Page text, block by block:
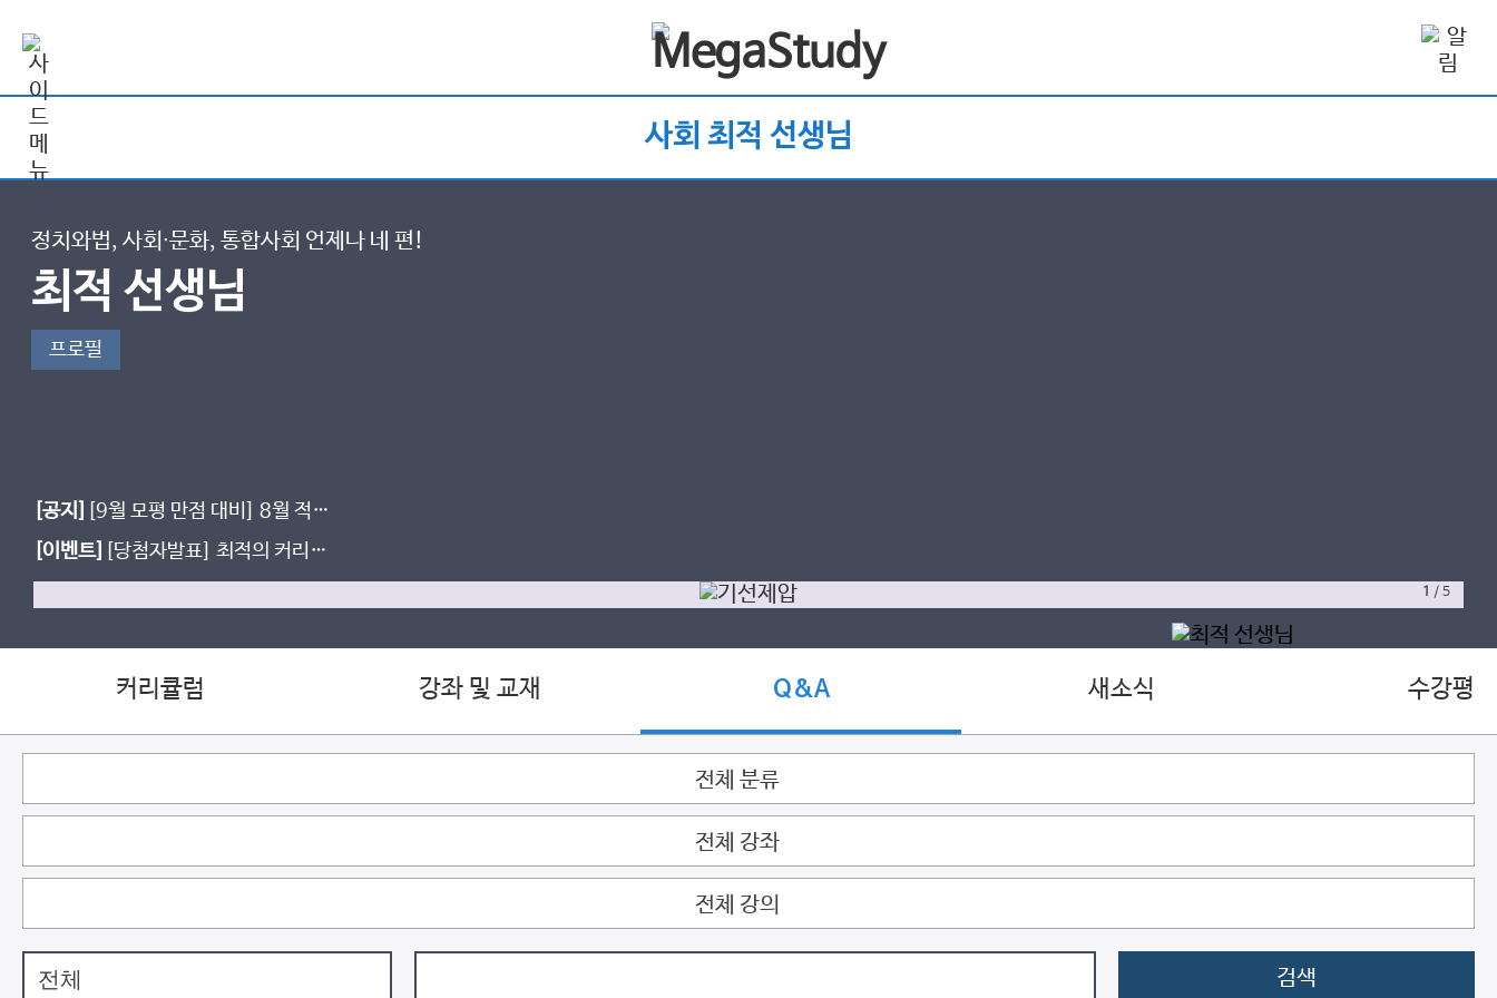
사회 최적 선생님
정치와법, 사회∙문화, 통합사회 언제나 네 편!
최적 선생님
프로필
[공지]
[9월 모평 만점 대비] 8월 적자
생존 모의고사 일정 및 신청 방법(대치
MEXX)
[이벤트]
[당첨자발표] 최적의 커리큘
1 /5
커리큘럼 강좌 및 교재 Q&A 새소식 수강평
전체 분류
전체 강좌
전체 강의
검색